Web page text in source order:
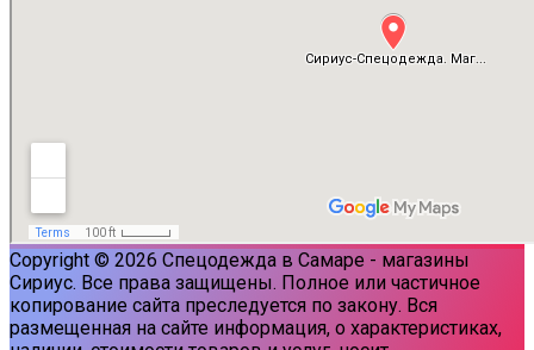
Copyright © 2026 Спецодежда в Самаре - магазины
Сириус. Все права защищены. Полное или частичное
копирование сайта преследуется по закону. Вся
размещенная на сайте информация, о характеристиках,